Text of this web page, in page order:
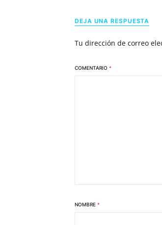
DEJA UNA RESPUESTA
Tu dirección de correo
COMENTARIO *
NOMBRE *